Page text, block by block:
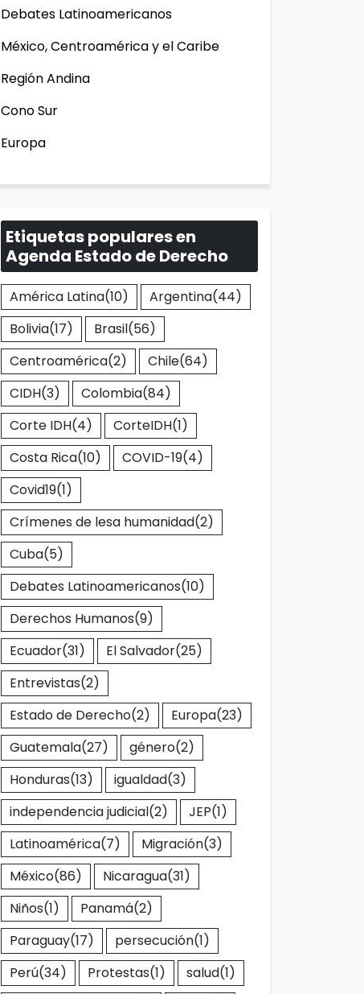
Debates Latinoamericanos
México, Centroamérica y el Caribe
Región Andina
Cono Sur
Europa
Etiquetas populares en
Agenda Estado de Derecho
América Latina(10) Argentina(44)
Bolivia(17) Brasil(56)
Centroamérica(2) Chile(64)
CIDH(3) Colombia(84)
Corte IDH(4) CorteIDH(1)
Costa Rica(10) COVID-19(4)
Covid19(1)
Crímenes de lesa humanidad(2)
Cuba(5)
Debates Latinoamericanos(10)
Derechos Humanos(9)
Ecuador(31) El Salvador(25)
Entrevistas(2)
Estado de Derecho(2) Europa(23)
Guatemala(27) género(2)
Honduras(13) igualdad(3)
independencia judicial(2) JEP(1)
Latinoamérica(7) Migración(3)
México(86) Nicaragua(31)
Niños(1) Panamá(2)
Paraguay(17) persecución(1)
Perú(34) Protestas(1) salud(1)